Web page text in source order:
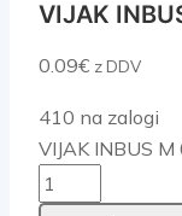
VIJAK
0.09€ z DDV
410 na zalogi
VIJAK INBUS